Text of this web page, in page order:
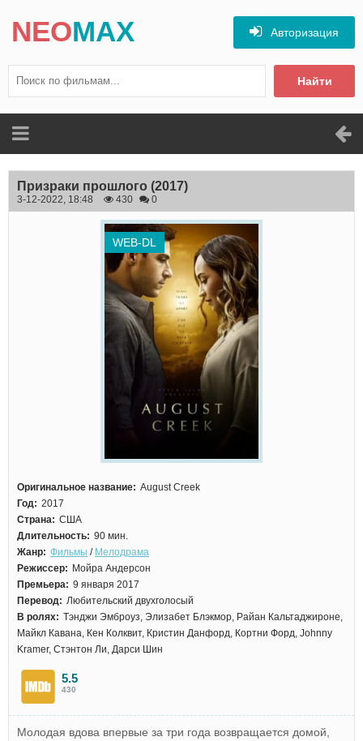
NEOMAX
Найти
Авторизация
Призраки прошлого (2017)
3-12-2022, 18:48 430 0
WEB-DL
Оригинальное название: August Creek
Год: 2017
Страна: США
Длительность: 90 мин.
Жанр: Фильмы / Мелодрама
Режиссер: Мойра Андерсон
Премьера: 9 января 2017
Перевод: Любительский двухголосый
В ролях: Тэнджи Эмброуз, Элизабет Блэкмор, Райан Кальтаджироне,
Майкл Кавана, Кен Колквит, Кристин Данфорд, Кортни Форд, Johnny
Kramer, Стэнтон Ли, Дарси Шин
5.5
430
Молодая вдова впервые за три года возвращается домой,